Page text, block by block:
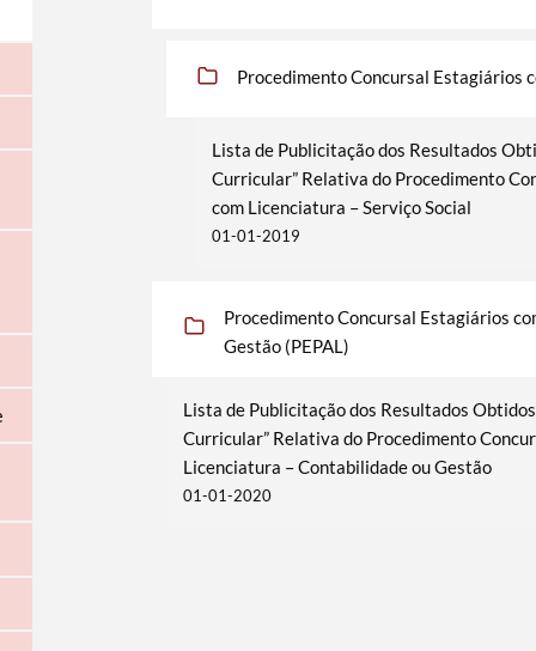
Procedimento Concursal Estagiários
Lista de Publicitação dos Resultados
Curricular” Relativa do Procedimento
com Licenciatura – Serviço Social
01-01-2019
Procedimento Concursal Estagiários
Gestão (PEPAL)
Lista de Publicitação dos Resultados
Curricular” Relativa do Procedimento
Licenciatura – Contabilidade ou Gestão
01-01-2020